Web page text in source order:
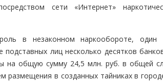
сети «Интернет»
в незаконном наркообороте,
лиц несколько десятков
на общую сумму 24,5 млн. руб. в общей
размещения в созданных тайниках в